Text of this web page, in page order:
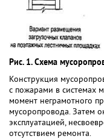
Рис. 1. Схема
Конструкция
с пожарами в системах
момент неграмотного
мусоропровода. Затем
эксплуатацией,
отсутствием ремонта.